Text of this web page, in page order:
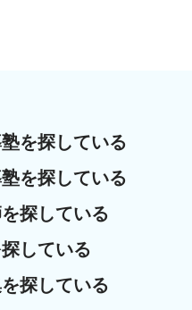
を探している
を探している
探している
している
探している